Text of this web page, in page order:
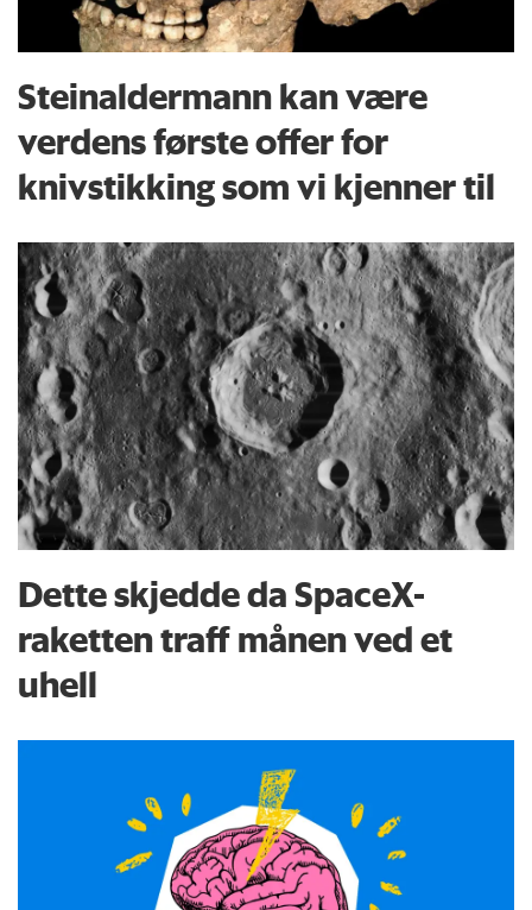
Steinaldermann kan være
verdens første offer for
knivstikking som vi kjenner til
Dette skjedde da SpaceX-
raketten traff månen ved et
uhell